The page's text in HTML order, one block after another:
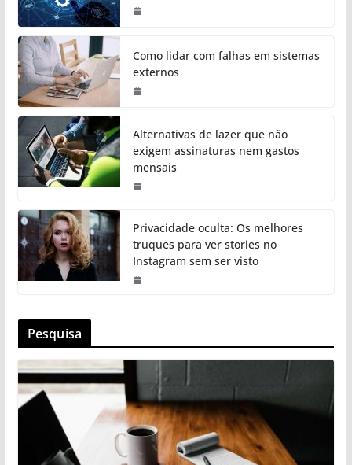
Como lidar com falhas em sistemas
externos
Alternativas de lazer que não
exigem assinaturas nem gastos
mensais
Privacidade oculta: Os melhores
truques para ver stories no
Instagram sem ser visto
Pesquisa